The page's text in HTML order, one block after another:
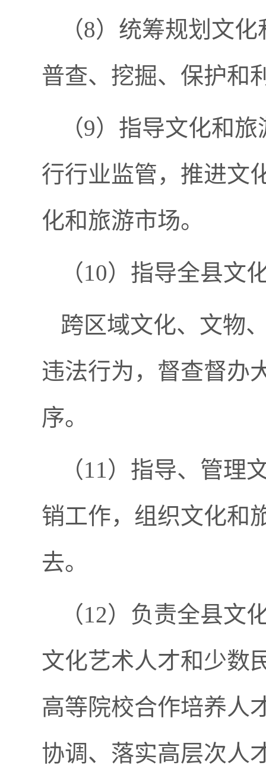
（8）统筹规划文
普查、挖掘、保护和
（9）指导文化和
行行业监管，推进文
化和旅游市场。
（10）指导全县文
跨区域文化、文物
违法行为，督查督办
序。
（11）指导、管理
销工作，组织文化和
去。
（12）负责全县文
文化艺术人才和少数
高等院校合作培养人
协调、落实高层次人